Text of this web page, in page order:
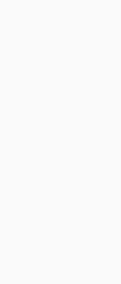
určite. Krypto veci sú
sa ich netreba dotýkať,
porozumenia, keď sa
než klasické
že je to rizikové
tam šanca vysokej
že to, čo do toho
investičná
jej dôsledky.
A dúfam, že to bude aj
poslucháčov.
iba haniť ten
vec by som sa chcel
v možno nejakých
ako krypto
peňazí. Ako sa ešte
na pranie